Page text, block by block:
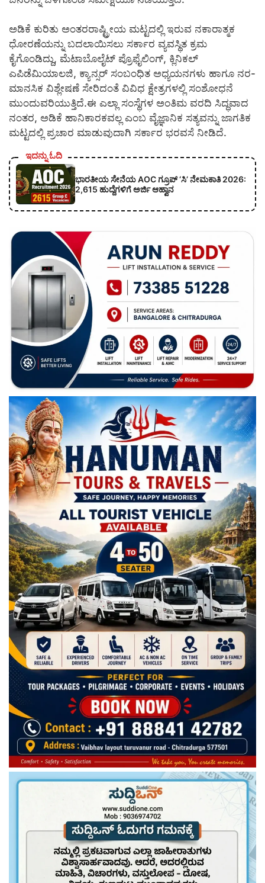
ಅಡಿಕೆ ಕುರಿತು ಅಂತರರಾಷ್ಟ್ರೀಯ ಮಟ್ಟದಲ್ಲಿ ಇರುವ ನಕಾರಾತ್ಮಕ
ಧೋರಣೆಯನ್ನು ಬದಲಾಯಿಸಲು ಸರ್ಕಾರ ವ್ಯವಸ್ಥಿತ ಕ್ರಮ
ಕೈಗೊಂಡಿದ್ದು, ಮೆಟಾಬೊಲೈಟ್ ಪ್ರೊಫೈಲಿಂಗ್, ಕ್ಲಿನಿಕಲ್
ಎಪಿಡೆಮಿಯಾಲಜಿ, ಕ್ಯಾನ್ಸರ್ ಸಂಬಂಧಿತ ಅಧ್ಯಯನಗಳು ಹಾಗೂ ನರ-
ಮಾನಸಿಕ ವಿಶ್ಲೇಷಣೆ ಸೇರಿದಂತೆ ವಿವಿಧ ಕ್ಷೇತ್ರಗಳಲ್ಲಿ ಸಂಶೋಧನೆ
ಮುಂದುವರಿಯುತ್ತಿದೆ.ಈ ಎಲ್ಲಾ ಸಂಸ್ಥೆಗಳ ಅಂತಿಮ ವರದಿ ಸಿದ್ಧವಾದ
ನಂತರ, ಅಡಿಕೆ ಹಾನಿಕಾರಕವಲ್ಲ ಎಂಬ ವೈಜ್ಞಾನಿಕ ಸತ್ಯವನ್ನು ಜಾಗತಿಕ
ಮಟ್ಟದಲ್ಲಿ ಪ್ರಚಾರ ಮಾಡುವುದಾಗಿ ಸರ್ಕಾರ ಭರವಸೆ ನೀಡಿದೆ.
ಇದನ್ನು ಓದಿ
ಭಾರತೀಯ ಸೇನೆಯ AOC ಗ್ರೂಪ್ ‘ಸಿ’ ನೇಮಕಾತಿ 2026:
2,615 ಹುದ್ದೆಗಳಿಗೆ ಅರ್ಜಿ ಆಹ್ವಾನ